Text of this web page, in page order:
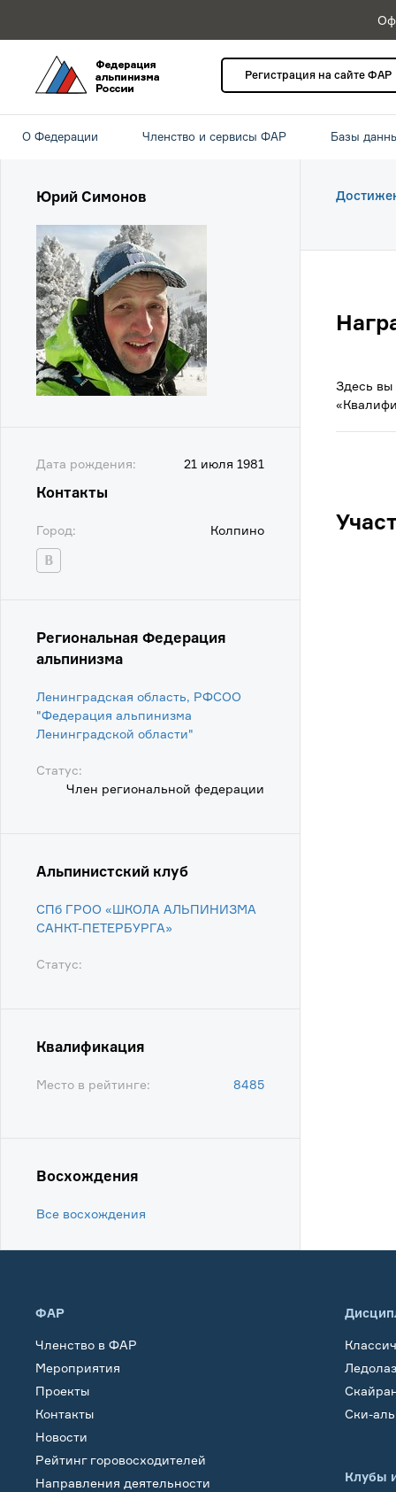
Регистрация на сайте ФАР
О Федерации Членство и сервисы ФАР Базы
Юрий Симонов
Дата рождения: 21 июля 1981
Контакты
Город: Колпино
Региональная Федерация
альпинизма
Ленинградская область, РФСОО
"Федерация альпинизма
Ленинградской области"
Статус:
Член региональной федерации
Альпинистский клуб
СПб ГРОО «ШКОЛА АЛЬПИНИЗМА
САНКТ-ПЕТЕРБУРГА»
Статус:
Квалификация
Место в рейтинге: 8485
Восхождения
Все восхождения
Здесь вы
ФАР
Членство в ФАР
Мероприятия
Проекты
Контакты
Новости
Рейтинг горовосходителей
Направления деятельности
Ски-
Клубы